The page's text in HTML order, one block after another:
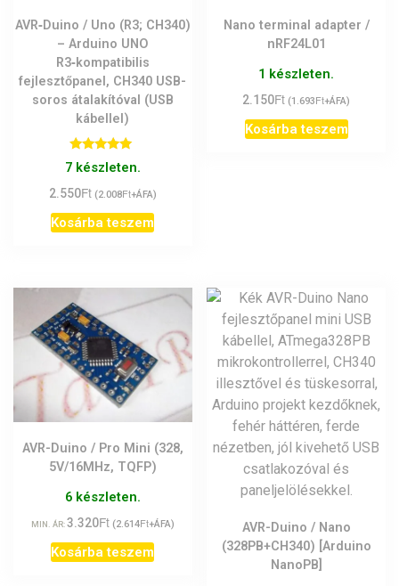
AVR‑Duino / Uno (R3; CH340)
– Arduino UNO
R3‑kompatibilis
fejlesztőpanel, CH340 USB-
soros átalakítóval (USB
kábellel)
Értékelés:
5.00
7 készleten.
2.550Ft (2.008Ft+ÁFA)
Kosárba teszem
Nano terminal adapter /
nRF24L01
1 készleten.
2.150Ft (1.693Ft+ÁFA)
Kosárba teszem
AVR-Duino / Pro Mini (328,
5V/16MHz, TQFP)
6 készleten.
MIN. ÁR:3.320Ft (2.614Ft+ÁFA)
Kosárba teszem
AVR-Duino / Nano
(328PB+CH340) [Arduino
NanoPB]